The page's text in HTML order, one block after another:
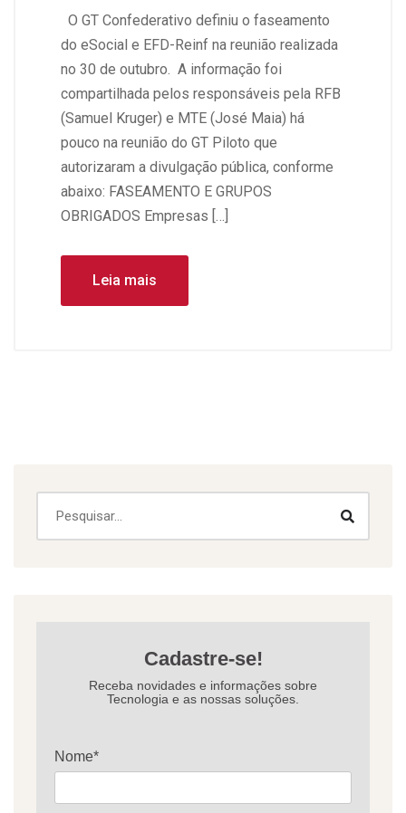
O GT Confederativo definiu o faseamento
do eSocial e EFD-Reinf na reunião realizada
no 30 de outubro. A informação foi
compartilhada pelos responsáveis pela RFB
(Samuel Kruger) e MTE (José Maia) há
pouco na reunião do GT Piloto que
autorizaram a divulgação pública, conforme
abaixo: FASEAMENTO E GRUPOS
OBRIGADOS Empresas […]
Leia mais
Cadastre-se!
Receba novidades e informações sobre
Tecnologia e as nossas soluções.
Nome*